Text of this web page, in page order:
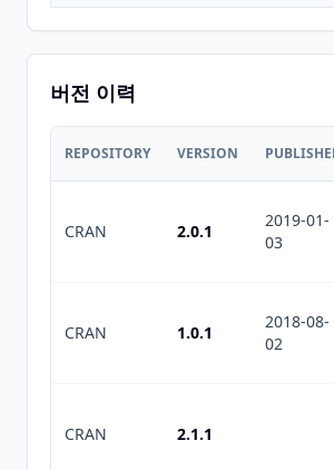
버전 이력
REPOSITORY VERSION
CRAN 2.0.1
2019-01-
03
CRAN 1.0.1
2018-08-
02
CRAN 2.1.1